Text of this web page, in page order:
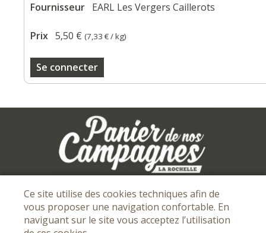
Fournisseur EARL Les Vergers Caillerots
Prix 5,50 € (7,33 €/ kg)
Se connecter
Mentions légalesIConditions Générales de vente
Protection des données personnelles
Ce site utilise des cookies techniques afin de
vous proposer une navigation confortable. En
naviguant sur le site vous acceptez l’utilisation